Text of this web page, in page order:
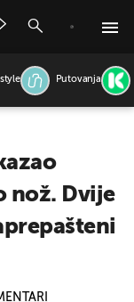
Putovanja
nož. Dvije